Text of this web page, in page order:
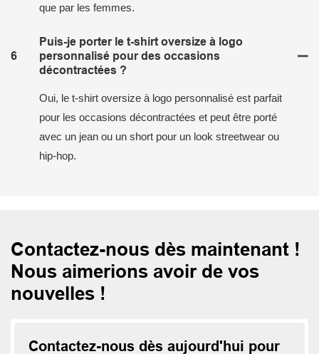
que par les femmes.
6
Puis-je porter le t-shirt oversize à logo
personnalisé pour des occasions
décontractées ?
Oui, le t-shirt oversize à logo personnalisé est parfait
pour les occasions décontractées et peut être porté
avec un jean ou un short pour un look streetwear ou
hip-hop.
Contactez-nous dès maintenant !
Nous aimerions avoir de vos
nouvelles !
Contactez-nous dès aujourd'hui pour